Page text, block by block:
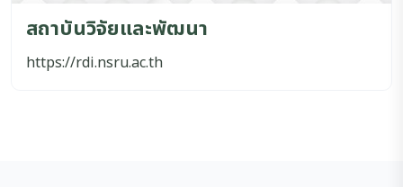
สถาบันวิจัยและพัฒนา
https://rdi.nsru.ac.th